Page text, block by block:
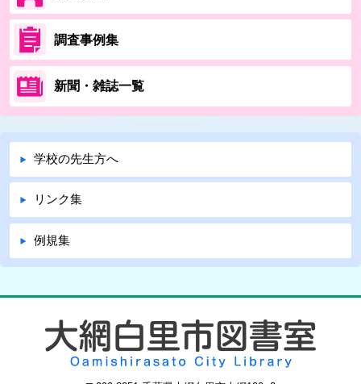
調査事例集
新聞・雑誌一覧
学校の先生方へ
リンク集
例規集